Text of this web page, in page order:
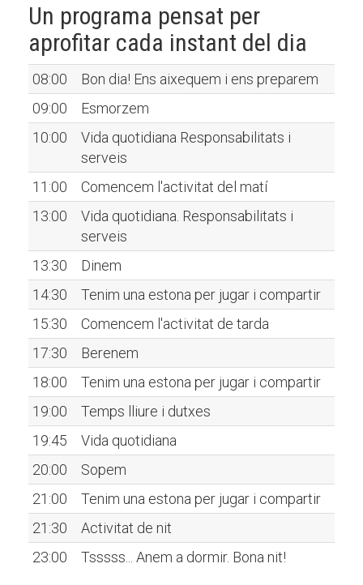
Un programa pensat per
aprofitar cada instant del dia
08:00
Bon dia! Ens aixequem i ens preparem
09:00
Esmorzem
10:00
Vida quotidiana Responsabilitats i
serveis
11:00
Comencem l'activitat del matí
13:00
Vida quotidiana. Responsabilitats i
serveis
13:30
Dinem
14:30
Tenim una estona per jugar i compartir
15:30
Comencem l'activitat de tarda
17:30
Berenem
18:00
Tenim una estona per jugar i compartir
19:00
Temps lliure i dutxes
19:45
Vida quotidiana
20:00
Sopem
21:00
Tenim una estona per jugar i compartir
21:30
Activitat de nit
23:00
Tsssss... Anem a dormir. Bona nit!